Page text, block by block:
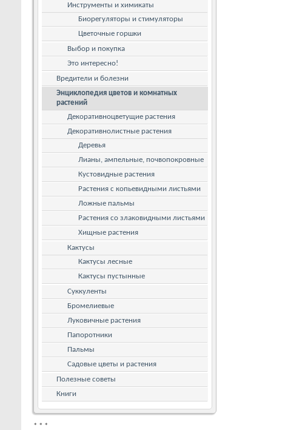
Инструменты и химикаты
Биорегуляторы и стимуляторы
Цветочные горшки
Выбор и покупка
Это интересно!
Вредители и болезни
Энциклопедия цветов и комнатных
растений
Декоративноцветущие растения
Декоративнолистные растения
Деревья
Лианы, ампельные, почвопокровные
Кустовидные растения
Растения с копьевидными листьями
Ложные пальмы
Растения со злаковидными листьями
Хищные растения
Кактусы
Кактусы лесные
Кактусы пустынные
Суккуленты
Бромелиевые
Луковичные растения
Папоротники
Пальмы
Садовые цветы и растения
Полезные советы
Книги
* * *